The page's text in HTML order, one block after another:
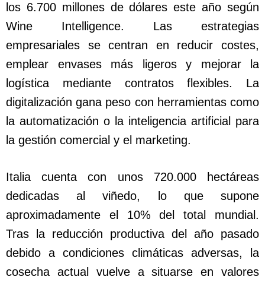
los 6.700 millones de dólares este año según
Wine Intelligence. Las estrategias
empresariales se centran en reducir costes,
emplear envases más ligeros y mejorar la
logística mediante contratos flexibles. La
digitalización gana peso con herramientas como
la automatización o la inteligencia artificial para
la gestión comercial y el marketing.
Italia cuenta con unos 720.000 hectáreas
dedicadas al viñedo, lo que supone
aproximadamente el 10% del total mundial.
Tras la reducción productiva del año pasado
debido a condiciones climáticas adversas, la
cosecha actual vuelve a situarse en valores